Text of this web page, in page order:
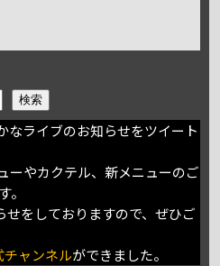
検索
なライブのお知らせをツイート
ーやカクテル、新メニューのご
。
せをしておりますので、ぜひご
ャンネルができました。